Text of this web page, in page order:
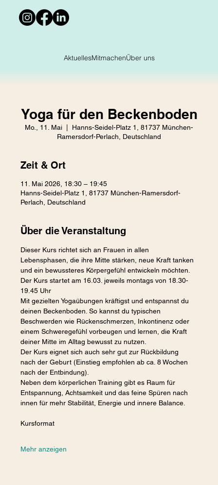
AktuellesMitmachenÜber uns
Yoga für den Beckenboden
Mo., 11. Mai
  |
Hanns-Seidel-Platz 1, 81737 München-
Ramersdorf-Perlach, Deutschland
Zeit & Ort
11. Mai 2026, 18:30 – 19:45
Hanns-Seidel-Platz 1, 81737 München-Ramersdorf-
Perlach, Deutschland
Über die Veranstaltung
Dieser Kurs richtet sich an Frauen in allen
Lebensphasen, die ihre Mitte stärken, neue Kraft tanken
und ein bewussteres Körpergefühl entwickeln möchten.
Der Kurs startet am 16.03. jeweils montags von 18.30-
19.45 Uhr
Mit gezielten Yogaübungen kräftigst und entspannst du
deinen Beckenboden. So kannst du typischen
Beschwerden wie Rückenschmerzen, Inkontinenz oder
einem Schweregefühl vorbeugen und lernen, die Kraft
deiner Mitte im Alltag bewusst zu nutzen.
Der Kurs eignet sich auch sehr gut zur Rückbildung
nach der Geburt (Einstieg empfohlen ab ca. 8 Wochen
nach der Entbindung).
Neben dem körperlichen Training gibt es Raum für
Entspannung, Achtsamkeit und das feine Spüren nach
innen für mehr Stabilität, Energie und innere Balance.
Kursformat
Mehr anzeigen